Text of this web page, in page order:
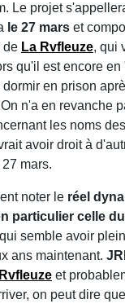
Le projet
le 27 mars et
de La Rvfleuze, qui
qu'il est encore
en prison
n'a en revanche
les noms
avoir droit à
mars.
noter le réel
particulier celle
qui semble avoir
ans maintenant.
et
on peut dire